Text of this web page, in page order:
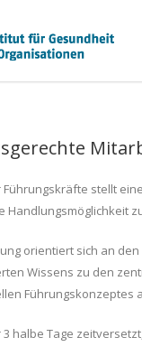
Führungskräfte stellt
Handlungsmöglichkeit
orientiert sich an
Wissens zu den
Führungskonzeptes
3 halbe Tage